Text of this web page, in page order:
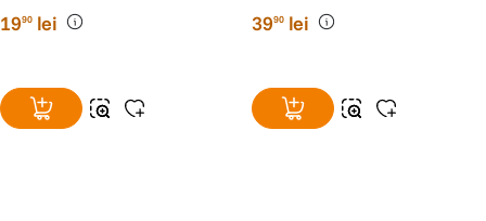
1990 lei 3990 lei